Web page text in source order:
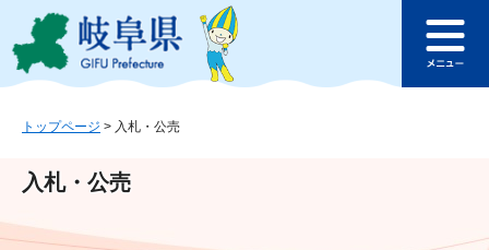
ジ
ュ
文
このページの本文へ
ュ
トップページ > 入札・公売
入札・公売